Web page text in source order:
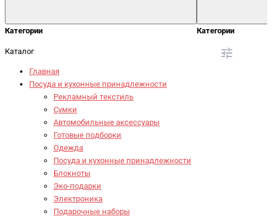
Категории Категории
Каталог
Главная
Посуда и кухонные принадлежности
Рекламный текстиль
Сумки
Автомобильные аксессуары
Готовые подборки
Одежда
Посуда и кухонные принадлежности
Блокноты
Эко-подарки
Электроника
Подарочные наборы